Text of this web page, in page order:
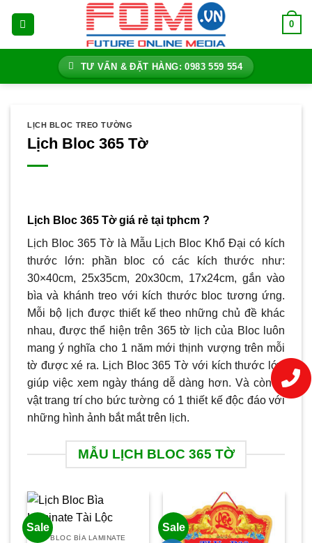
0
TƯ VẤN & ĐẶT HÀNG: 0983 559 554
LỊCH BLOC TREO TƯỜNG
Lịch Bloc 365 Tờ
Lịch Bloc 365 Tờ giá rẻ tại tphcm ?
Lịch Bloc 365 Tờ là Mẫu Lịch Bloc Khổ Đại có kích
thước lớn: phần bloc có các kích thước như:
30×40cm, 25x35cm, 20x30cm, 17x24cm, gắn vào
bìa và khánh treo với kích thước bloc tương ứng.
Mỗi bộ lịch được thiết kế theo những chủ đề khác
nhau, được thể hiện trên 365 tờ lịch của Bloc luôn
mang ý nghĩa cho 1 năm mới thịnh vượng trên mỗi
tờ được xé ra. Lịch Bloc 365 Tờ với kích thước lớn
giúp việc xem ngày tháng dễ dàng hơn. Và còn là
vật trang trí cho bức tường có 1 thiết kế độc đáo với
những hình ảnh bắt mắt trên lịch.
MẪU LỊCH BLOC 365 TỜ
Sale
BLOC BÌA LAMINATE
Sale